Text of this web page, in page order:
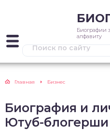
Биографии
алфавиту
Главная Бизнес
Биография и
Ютуб-